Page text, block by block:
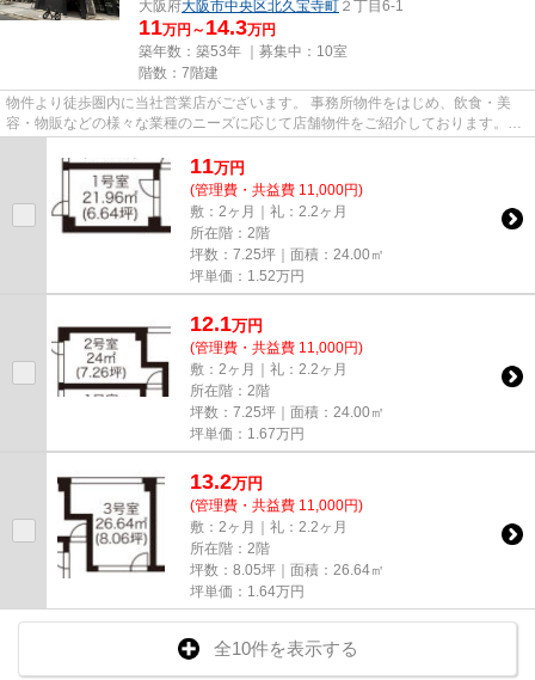
大阪府大阪市中央区北久宝寺町 ２丁目6-1
11万円～ 14.3万円
築年数：築53年 ｜募集中： 10室
階数：7階建
物件より徒歩圏内に当社営業店がございます。 事務所物件をはじめ、飲食・美
容・物販などの様々な業種のニーズに応じて店舗物件をご紹介しております。
尚、弊社ではおとり広告は一切...
11万円
(管理費・共益費 11,000円)
敷：2ヶ月｜礼：2.2ヶ月
所在階：2階
坪数：7.25坪｜面積：24.00㎡
坪単価： 1.52万円
12.1万円
(管理費・共益費 11,000円)
敷：2ヶ月｜礼：2.2ヶ月
所在階：2階
坪数：7.25坪｜面積：24.00㎡
坪単価： 1.67万円
13.2万円
(管理費・共益費 11,000円)
敷：2ヶ月｜礼：2.2ヶ月
所在階：2階
坪数：8.05坪｜面積：26.64㎡
坪単価： 1.64万円
全10件を表示する